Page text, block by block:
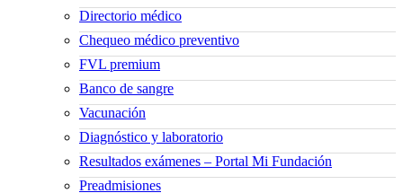
Directorio médico
Chequeo médico preventivo
FVL premium
Banco de sangre
Vacunación
Diagnóstico y laboratorio
Resultados exámenes – Portal Mi Fundación
Preadmisiones